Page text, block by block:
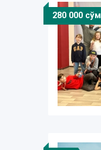
280 000 сўм